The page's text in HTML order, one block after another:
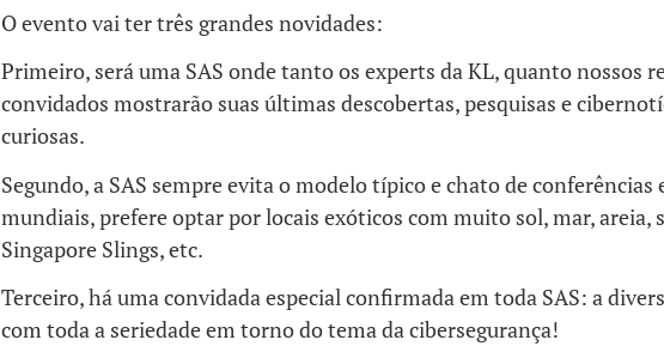
O evento vai ter três grandes novidades:
Primeiro, será uma SAS onde tanto os experts da KL, quanto nossos
convidados mostrarão suas últimas descobertas, pesquisas e
curiosas.
Segundo, a SAS sempre evita o modelo típico e chato de conferências
mundiais, prefere optar por locais exóticos com muito sol, mar, areia,
Singapore Slings, etc.
Terceiro, há uma convidada especial confirmada em toda SAS: a
com toda a seriedade em torno do tema da cibersegurança!